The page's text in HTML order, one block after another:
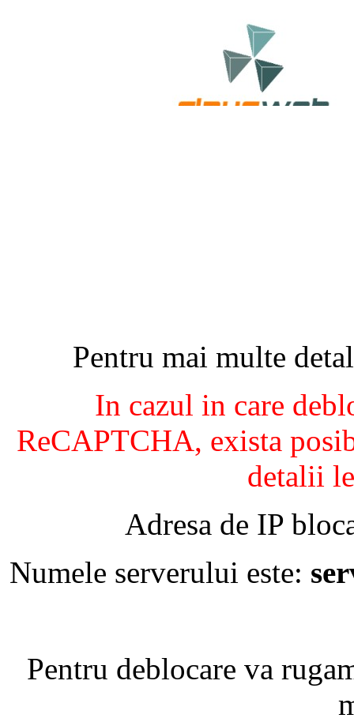
Pentru mai multe
In cazul in care
ReCAPTCHA, exista
detalii
Adresa de IP
Numele serverului este:
Pentru deblocare va